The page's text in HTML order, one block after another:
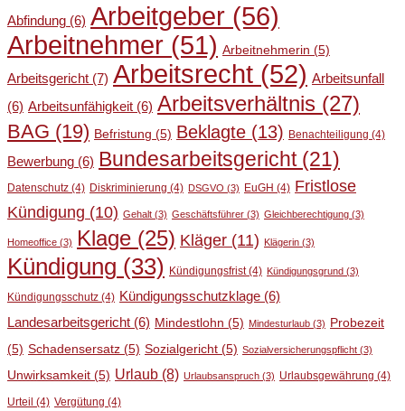
Abfindung (6) Arbeitgeber (56)
Arbeitnehmer (51) Arbeitnehmerin (5)
Arbeitsgericht (7) Arbeitsrecht (52) Arbeitsunfall
(6) Arbeitsunfähigkeit (6) Arbeitsverhältnis (27)
BAG (19) Befristung (5) Beklagte (13) Benachteiligung (4)
Bewerbung (6) Bundesarbeitsgericht(21)
Datenschutz (4) Diskriminierung (4) DSGVO (3) EuGH (4) Fristlose
Kündigung (10) Gehalt (3) Geschäftsführer (3) Gleichberechtigung (3)
Homeoffice (3) Klage (25) Kläger (11) Klägerin (3)
Kündigung (33) Kündigungsfrist(4) Kündigungsgrund (3)
Kündigungsschutz (4) Kündigungsschutzklage (6)
Landesarbeitsgericht (6) Mindestlohn (5) Mindesturlaub (3)
Probezeit
(5) Schadensersatz (5) Sozialgericht (5) Sozialversicherungspflicht (3)
Unwirksamkeit (5) Urlaub (8) Urlaubsanspruch (3) Urlaubsgewährung (4)
Urteil (4) Vergütung (4)